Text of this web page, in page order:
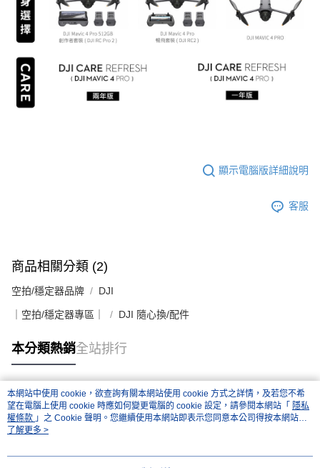
顯示電腦版詳細說明
客服
商品相關分類 (2)
空拍/穩定器品牌 DJI
｜空拍/穩定器專區｜ DJI 隨心換/配件
本分類熱銷全站排行
熱門標籤
本網站中使用 cookie，欲查詢有關本網站使用 cookie 方式之詳情，及若您不希
望在電腦上使用 cookie 時應如何變更電腦的 cookie 設定，請參閱本網站「 隱私
權條款 」之 Cookie 聲明。您繼續使用本網站即表示您同意本公司得按本網站使
用條款之 Cookie 聲明使用 cookie。
了解更多 >